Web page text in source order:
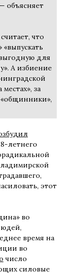
объясняет
что
для
А избиение
за
летнего
этот
во
время на
во
число
силовые